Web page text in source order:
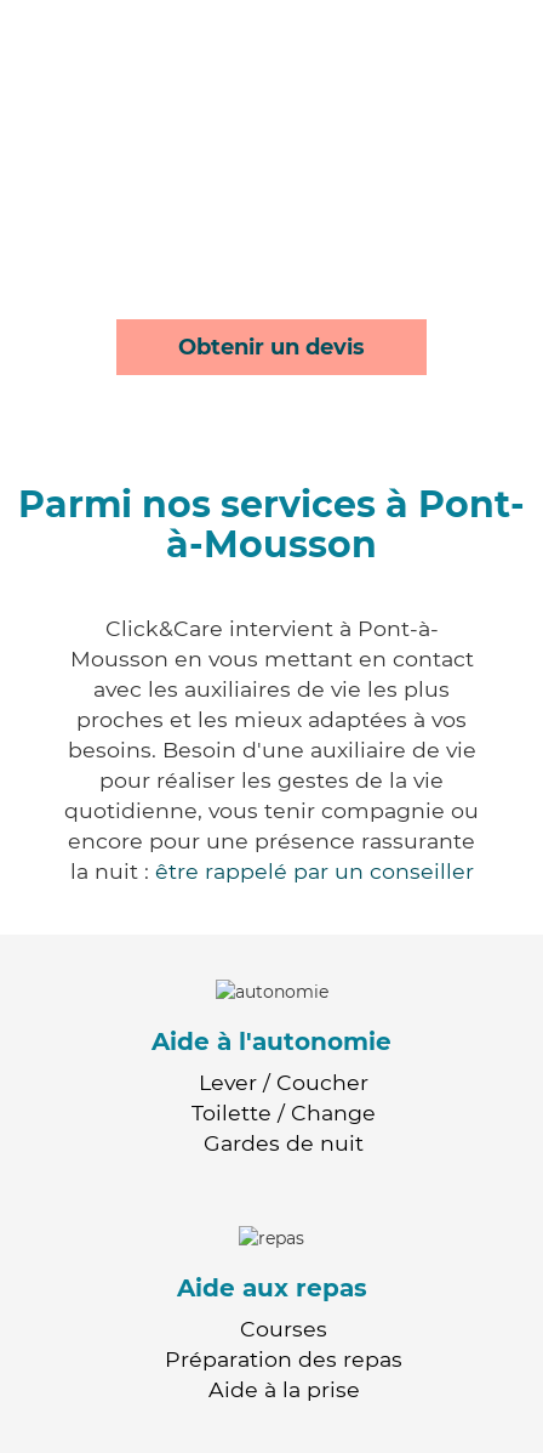
Obtenir un devis
Parmi nos services à Pont-
à-Mousson
Click&Care intervient à Pont-à-
Mousson en vous mettant en contact
avec les auxiliaires de vie les plus
proches et les mieux adaptées à vos
besoins. Besoin d'une auxiliaire de vie
pour réaliser les gestes de la vie
quotidienne, vous tenir compagnie ou
encore pour une présence rassurante
la nuit : être rappelé par un conseiller
Aide à l'autonomie
Lever / Coucher
Toilette / Change
Gardes de nuit
Aide aux repas
Courses
Préparation des repas
Aide à la prise